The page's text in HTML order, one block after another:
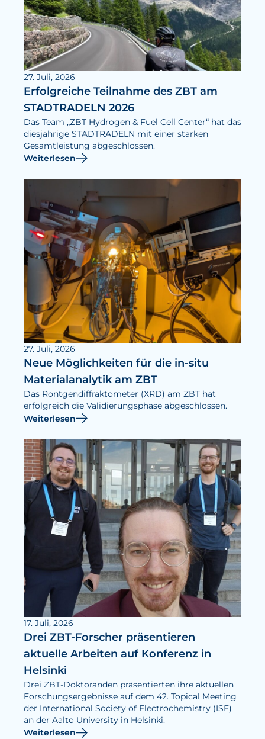
27. Juli, 2026
Erfolgreiche Teilnahme des ZBT am
STADTRADELN 2026
Das Team „ZBT Hydrogen & Fuel Cell Center“ hat das
diesjährige STADTRADELN mit einer starken
Gesamtleistung abgeschlossen.
Weiterlesen
27. Juli, 2026
Neue Möglichkeiten für die in-situ
Materialanalytik am ZBT
Das Röntgendiffraktometer (XRD) am ZBT hat
erfolgreich die Validierungsphase abgeschlossen.
Weiterlesen
17. Juli, 2026
Drei ZBT-Forscher präsentieren
aktuelle Arbeiten auf Konferenz in
Helsinki
Drei ZBT-Doktoranden präsentierten ihre aktuellen
Forschungsergebnisse auf dem 42. Topical Meeting
der International Society of Electrochemistry (ISE)
an der Aalto University in Helsinki.
Weiterlesen